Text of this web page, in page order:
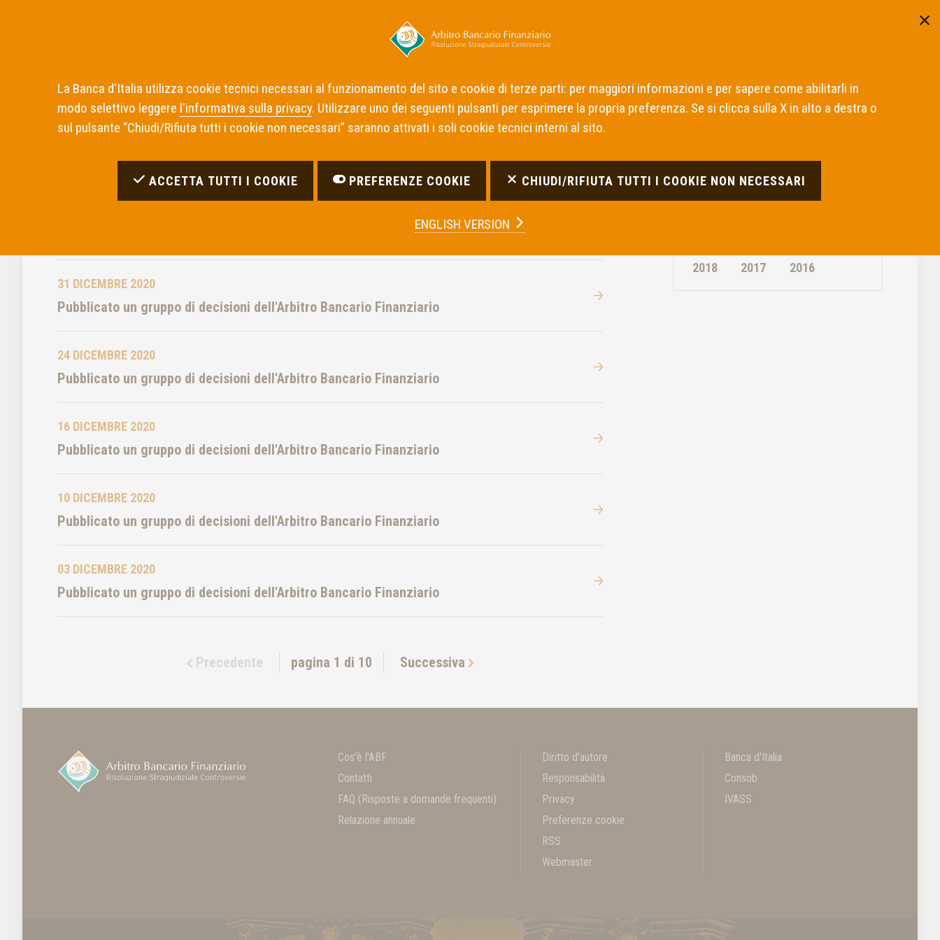
Home Notizie Archivio Notizie 2020
Archivio notizie pubblicazione
31 DICEMBRE 2020
Pubblicato un gruppo di decisioni dell'Arbitro Bancario Finanziario
24 DICEMBRE 2020
Pubblicato un gruppo di decisioni dell'Arbitro Bancario Finanziario
16 DICEMBRE 2020
Pubblicato un gruppo di decisioni dell'Arbitro Bancario Finanziario
10 DICEMBRE 2020
Pubblicato un gruppo di decisioni dell'Arbitro Bancario Finanziario
03 DICEMBRE 2020
Pubblicato un gruppo di decisioni dell'Arbitro Bancario Finanziario
pagina 1 di 10
Precedente Successiva
ARCHIVIO
2018
2017 2016
Cos'è l'ABF
Contatti
FAQ (Risposte a domande frequenti)
Relazione annuale
Diritto d'autore
Responsabilità
Privacy
Preferenze cookie
RSS
Webmaster
Banca d'Italia
Consob
IVASS
La Banca d'Italia utilizza cookie tecnici necessari al funzionamento del sito e cookie di terze parti: per maggiori informazioni e per sapere come abilitarli in
modo selettivo leggere l'informativa sulla privacy. Utilizzare uno dei seguenti pulsanti per esprimere la propria preferenza. Se si clicca sulla X in alto a destra o
sul pulsante “Chiudi/Rifiuta tutti i cookie non necessari” saranno attivati i soli cookie tecnici interni al sito.
ACCETTA TUTTI I COOKIE PREFERENZE COOKIE CHIUDI/RIFIUTA TUTTI I COOKIE NON NECESSARI
ENGLISH VERSION